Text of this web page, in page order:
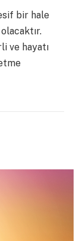
bir hale
ve hayatı